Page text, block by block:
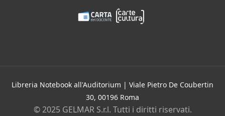
Libreria Notebook all'Auditorium | Viale Pietro De Coubertin
30, 00196 Roma
© 2025 GELMAR S.r.l. Tutti i diritti riservati.
Bambini e ragazzi
Contatti
Chi siamo